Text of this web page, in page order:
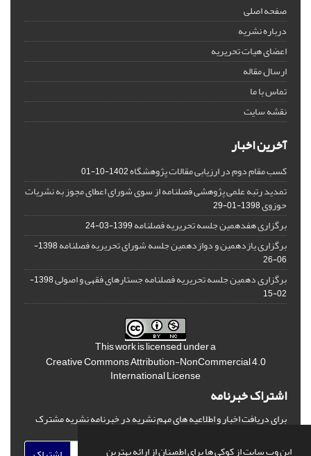
این وب سایت از کوکی ها برای اطمینان از ارائه بهترین
صفحه اصلی
درباره نشریه
اعضای هیات تحریریه
ارسال مقاله
تماس با ما
نقشه سایت
آخرین اخبار
کسب مقام دوم در ارزیابی مقالات پژوهشگاه1402-10-01
تمدید رتبه علمی پژوهشی فصلنامه از سوی شورای اعطای مجوز به نشریات
حوزوی1398-01-29
برگزاری هفدهمین جلسه تحریریه فصلنامه1399-03-24
برگزاری یازدهمین و دوازدهمین جلسه شورای تحریریه فصلنامه
1398-
06-26
برگزاری دهمین جلسه تحریریه فصلنامه جستارهای فقهی و اصولی
1398-
02-15
This work is licensed under a
Creative Commons Attribution-NonCommercial 4.0
International License
اشتراک خبرنامه
برای دریافت اخبار و اطلاعیه های مهم نشریه در خبرنامه نشریه مشترک